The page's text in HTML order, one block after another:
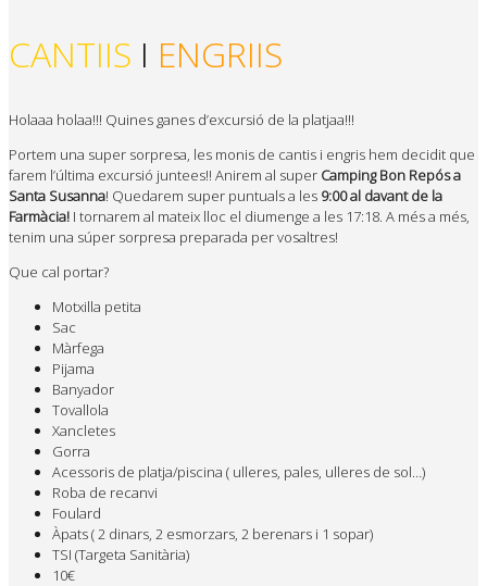
CANTIIS I ENGRIIS
Holaaa holaa!!! Quines ganes d’excursió de la platjaa!!!
Portem una super sorpresa, les monis de cantis i engris hem decidit que
farem l’última excursió juntees!! Anirem al super Camping Bon Repós a
Santa Susanna! Quedarem super puntuals a les 9:00 al davant de la
Farmàcia! I tornarem al mateix lloc el diumenge a les 17:18. A més a més,
tenim una súper sorpresa preparada per vosaltres!
Que cal portar?
Motxilla petita
Sac
Màrfega
Pijama
Banyador
Tovallola
Xancletes
Gorra
Acessoris de platja/piscina ( ulleres, pales, ulleres de sol…)
Roba de recanvi
Foulard
Àpats ( 2 dinars, 2 esmorzars, 2 berenars i 1 sopar)
TSI (Targeta Sanitària)
10€